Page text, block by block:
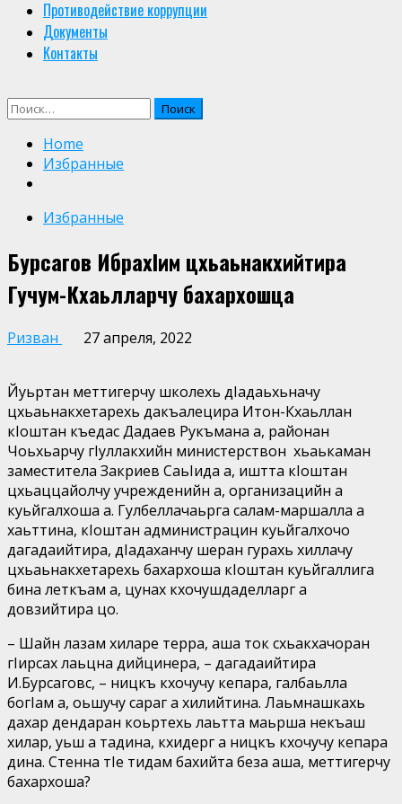
Противодействие коррупции
Документы
Контакты
Найти:
Home
Избранные
Избранные
Бурсагов ИбрахIим цхьаьнакхийтира
Гучум-Кхаьлларчу бахархошца
Ризван 27 апреля, 2022
Йуьртан меттигерчу школехь дIадаьхьначу
цхьаьнакхетарехь дакъалецира Итон-Кхаьллан
кIоштан къедас Дадаев Рукъмана а, районан
Чоьхьарчу гIуллакхийн министерствон хьаькаман
заместитела Закриев СаьIида а, иштта кIоштан
цхьаццайолчу учрежденийн а, организацийн а
куьйгалхоша а. Гулбеллачаьрга салам-маршалла а
хаьттина, кIоштан администрацин куьйгалхочо
дагадаийтира, дIадаханчу шеран гурахь хиллачу
цхьаьнакхетарехь бахархоша кIоштан куьйгаллига
бина леткъам а, цунах кхочушдаделларг а
довзийтира цо.
– Шайн лазам хиларе терра, аша ток схьакхачоран
гIирсах лаьцна дийцинера, – дагадаийтира
И.Бурсаговс, – ницкъ кхочучу кепара, галбаьлла
богIам а, оьшучу сараг а хилийтина. Лаьмнашкахь
дахар дендаран коьртехь лаьтта маьрша некъаш
хилар, уьш а тадина, кхидерг а ницкъ кхочучу кепара
дина. Стенна тIе тидам бахийта беза аша, меттигерчу
бахархоша?